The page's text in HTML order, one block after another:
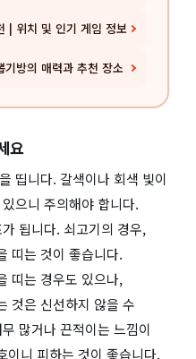
| 위치 및 인기 게임 정보
방의 매력과 추천 장소
요
띱니다. 갈색이나 회색 빛이
으니 주의해야 합니다.
됩니다. 쇠고기의 경우,
띠는 것이 좋습니다.
띠는 경우도 있으나,
것은 신선하지 않을 수
많거나 끈적이는 느낌이
이니 피하는 것이 좋습니다.